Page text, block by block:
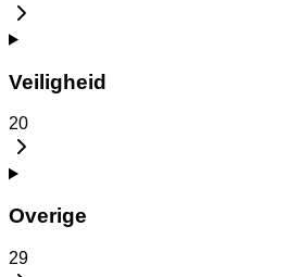
Veiligheid
20
Overige
29